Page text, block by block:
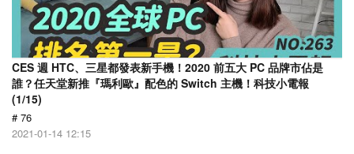
CES 週 HTC、三星都發表新手機！2020 前五大 PC 品牌市佔是
誰？任天堂新推『瑪利歐』配色的 Switch 主機！科技小電報
(1/15)
# 76
2021-01-14 12:15